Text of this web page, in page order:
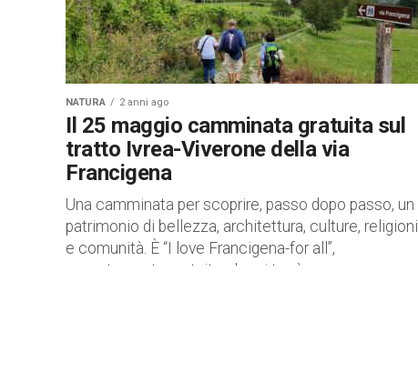
NATURA 2 anni ago
Il 25 maggio camminata gratuita sul
tratto Ivrea-Viverone della via
Francigena
Una camminata per scoprire, passo dopo passo, un
patrimonio di bellezza, architettura, culture, religioni
e comunità. È “I love Francigena-for all”,
appuntamento gratuito che si terrà...